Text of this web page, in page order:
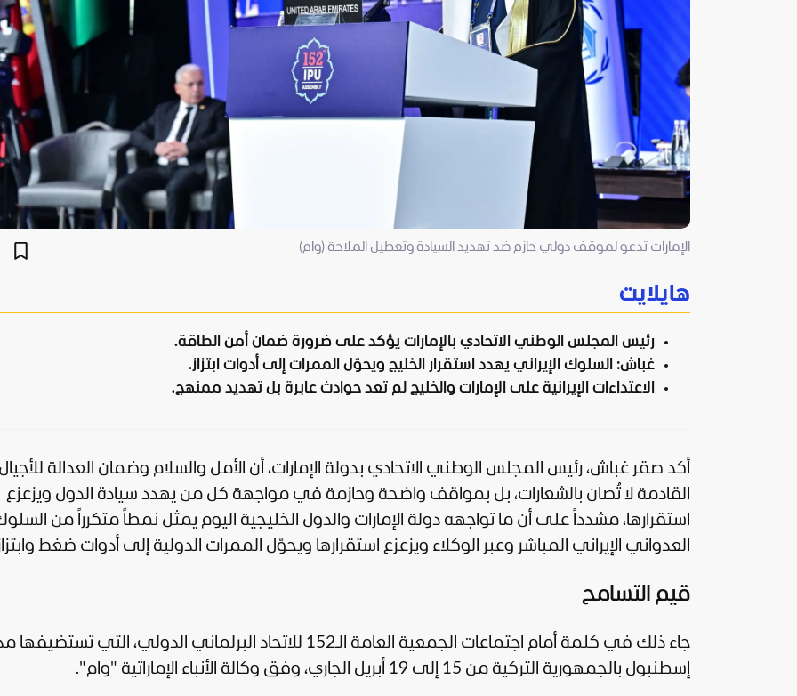
الإمارات تدعو لموقف دولي حازم ضد تهديد السيادة وتعطيل الملاحة (وام)
هايلايت
رئيس المجلس الوطني الاتحادي بالإمارات يؤكد على ضرورة ضمان أمن الطاقة.
غباش: السلوك الإيراني يهدد استقرار الخليج ويحوّل الممرات إلى أدوات ابتزاز.
الاعتداءات الإيرانية على الإمارات والخليج لم تعد حوادث عابرة بل تهديد ممنهج.
أكد صقر غباش، رئيس المجلس الوطني الاتحادي بدولة الإمارات، أن الأمل والسلام وضمان العدالة
القادمة لا تُصان بالشعارات، بل بمواقف واضحة وحازمة في مواجهة كل من يهدد سيادة الدول ويزعزع
استقرارها، مشدداً على أن ما تواجهه دولة الإمارات والدول الخليجية اليوم يمثل نمطاً متكرراً من
العدواني الإيراني المباشر وعبر الوكلاء ويزعزع استقرارها ويحوّل الممرات الدولية إلى أدوات ضغط
قيم التسامح
جاء ذلك في كلمة أمام اجتماعات الجمعية العامة الـ152 للاتحاد البرلماني الدولي، التي
إسطنبول بالجمهورية التركية من 15 إلى 19 أبريل الجاري، وفق وكالة الأنباء الإماراتية "وام".